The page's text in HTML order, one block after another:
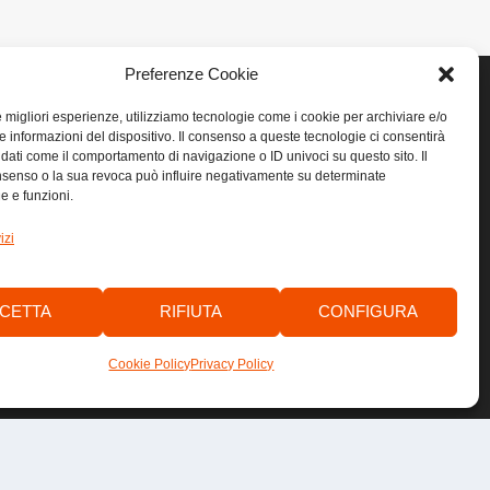
Preferenze Cookie
migliori esperienze, utilizziamo tecnologie come i cookie per archiviare e/o
informazioni del dispositivo. Il consenso a queste tecnologie ci consentirà
come il comportamento di navigazione o ID univoci su questo sito. Il
o la sua revoca può influire negativamente su determinate
e funzioni.
RIFIUTA CONFIGURA
Cookie PolicyPrivacy Policy
UTILI